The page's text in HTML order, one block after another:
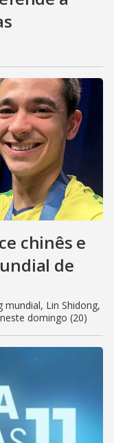
chinês e
de
Lin Shidong,
domingo (20)